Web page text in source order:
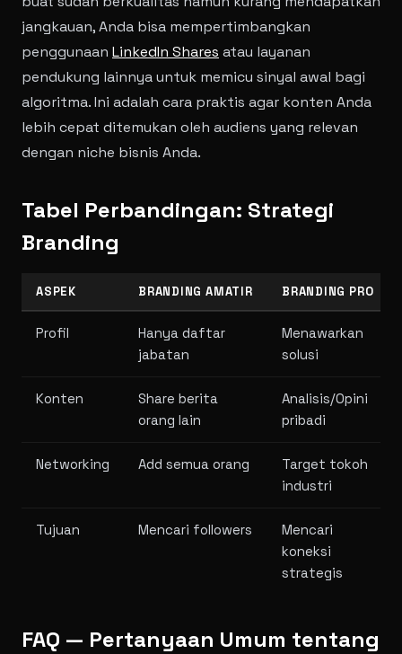
jangkauan, Anda bisa mempertimbangkan
penggunaan LinkedIn Shares atau layanan
pendukung lainnya untuk memicu sinyal awal bagi
algoritma. Ini adalah cara praktis agar konten Anda
lebih cepat ditemukan oleh audiens yang relevan
dengan niche bisnis Anda.
Tabel Perbandingan: Strategi
Branding
ASPEK BRANDING AMATIR BRANDING PRO
Profil
Hanya daftar
jabatan
Menawarkan
solusi
Konten
Share berita
orang lain
Analisis/Opini
pribadi
Networking Add semua orang
Target tokoh
industri
Tujuan Mencari followers
Mencari
koneksi
strategis
FAQ — Pertanyaan Umum tentang